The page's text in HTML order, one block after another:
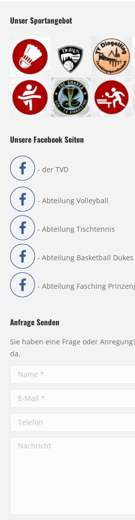
Unser Sportangebot
Unsere Facebook Seiten
- der TVD
- Abteilung Volleyball
- Abteilung Tischtennis
- Abteilung Basketball Dukes
- Abteilung Fasching
Anfrage Senden
Sie haben eine Frage oder
da.
Name *
E-Mail *
Telefon
Nachricht